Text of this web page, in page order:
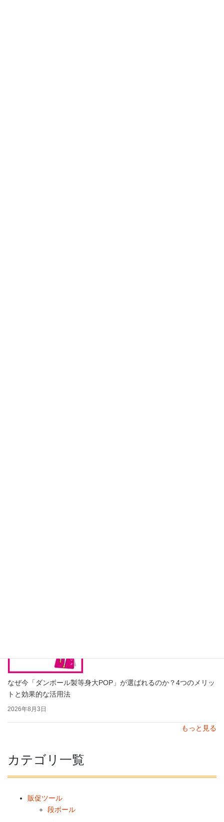
なぜ今「ダンボール製等身大POP」が選ばれるのか？4つのメリッ
トと効果的な活用法
2026年8月3日
もっと見る
カテゴリ一覧
販促ツール
段ボール